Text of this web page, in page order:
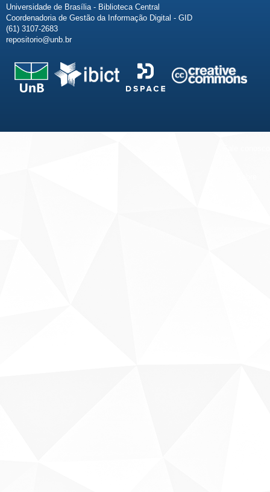
Universidade de Brasília - Biblioteca Central
Coordenadoria de Gestão da Informação Digital - GID
(61) 3107-2683
repositorio@unb.br